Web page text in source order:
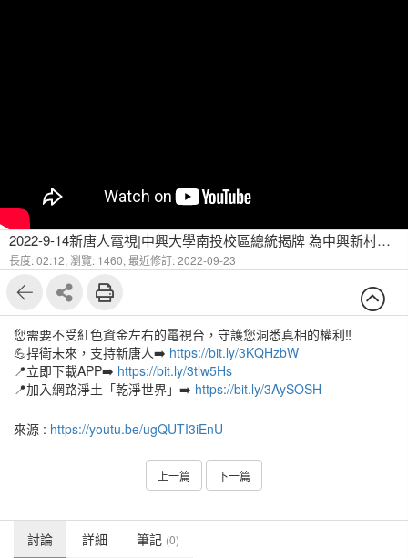
2022-9-14新唐人電視|中興大學南投校區總統揭牌 為中興新村展新頁
長度: 02:12, 瀏覽: 1460, 最近修訂: 2022-09-23
您需要不受紅色資金左右的電視台，守護您洞悉真相的權利‼️
💪捍衛未來，支持新唐人➡️ https://bit.ly/3KQHzbW
📍立即下載APP➡️ https://bit.ly/3tlw5Hs
📍加入網路淨土「乾淨世界」➡️ https://bit.ly/3AySOSH
來源 : https://youtu.be/ugQUTI3iEnU
上一篇 下一篇
討論 詳細 筆記 (0)